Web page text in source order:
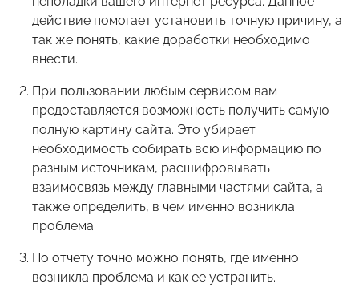
действие помогает установить точную причину, а
так же понять, какие доработки необходимо
внести.
При пользовании любым сервисом вам
предоставляется возможность получить самую
полную картину сайта. Это убирает
необходимость собирать всю информацию по
разным источникам, расшифровывать
взаимосвязь между главными частями сайта, а
также определить, в чем именно возникла
проблема.
По отчету точно можно понять, где именно
возникла проблема и как ее устранить.